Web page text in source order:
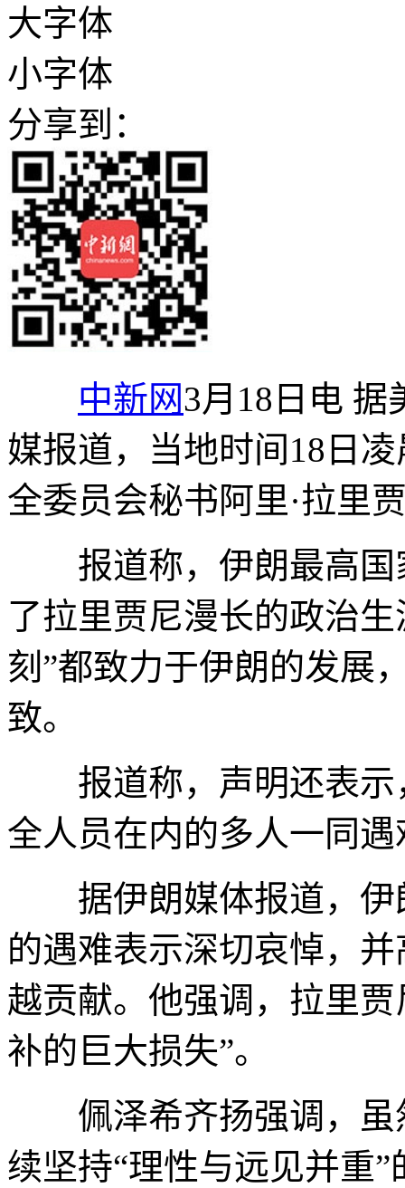
大字体
小字体
分享到：
中新网3月18日电 据
媒报道，当地时间18日
全委员会秘书阿里·拉里
报道称，伊朗最高国
了拉里贾尼漫长的政治
刻”都致力于伊朗的发展
致。
报道称，声明还表示
全人员在内的多人一同遇
据伊朗媒体报道，伊
的遇难表示深切哀悼，
越贡献。他强调，拉里
补的巨大损失”。
佩泽希齐扬强调，虽
续坚持“理性与远见并重